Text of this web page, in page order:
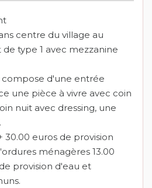
centre du village au
type 1 avec mezzanine
d'une entrée
une pièce à vivre avec coin
nuit avec dressing, une
30.00 euros de provision
ménagères 13.00
provision d'eau et